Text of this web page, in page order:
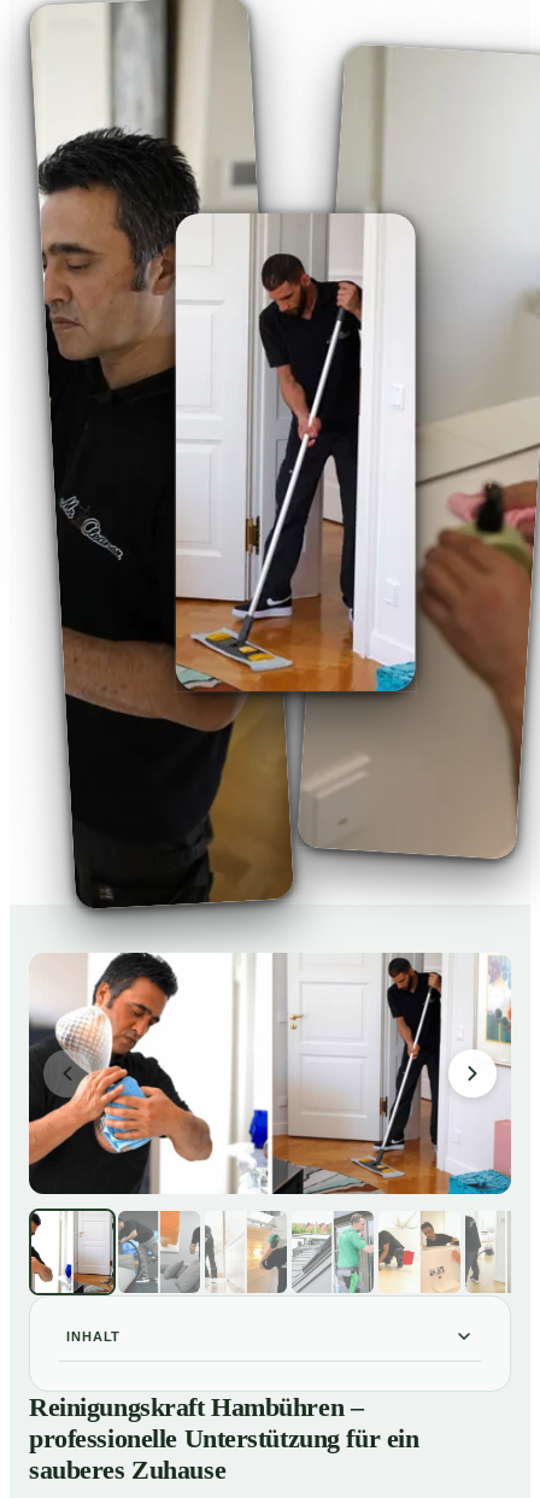
INHALT
01Reinigungskraft Hambühren – professionelle
Unterstützung für ein sauberes Zuhause
02 Unsere Leistungen im Überblick
Reinigungskraft Hambühren –
professionelle Unterstützung für ein
sauberes Zuhause